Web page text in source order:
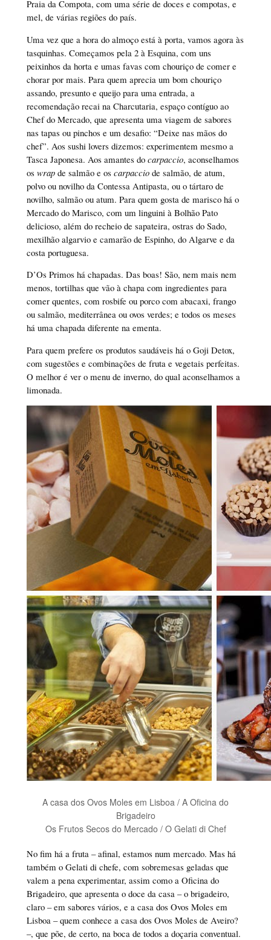
Praia da Compota, com uma série de doces e compotas, e
mel, de várias regiões do país.
Uma vez que a hora do almoço está à porta, vamos agora às
tasquinhas. Começamos pela 2 à Esquina, com uns
peixinhos da horta e umas favas com chouriço de comer e
chorar por mais. Para quem aprecia um bom chouriço
assando, presunto e queijo para uma entrada, a
recomendação recai na Charcutaria, espaço contíguo ao
Chef do Mercado, que apresenta uma viagem de sabores
nas tapas ou pinchos e um desafio: “Deixe nas mãos do
chef”. Aos sushi lovers dizemos: experimentem mesmo a
Tasca Japonesa. Aos amantes do carpaccio, aconselhamos
os wrapde salmão e os carpacciode salmão, de atum,
polvo ou novilho da Contessa Antipasta, ou o tártaro de
novilho, salmão ou atum. Para quem gosta de marisco há o
Mercado do Marisco, com um linguini à Bolhão Pato
delicioso, além do recheio de sapateira, ostras do Sado,
mexilhão algarvio e camarão de Espinho, do Algarve e da
costa portuguesa.
D’Os Primos há chapadas. Das boas! São, nem mais nem
menos, tortilhas que vão à chapa com ingredientes para
comer quentes, com rosbife ou porco com abacaxi, frango
ou salmão, mediterrânea ou ovos verdes; e todos os meses
há uma chapada diferente na ementa.
Para quem prefere os produtos saudáveis há o Goji Detox,
com sugestões e combinações de fruta e vegetais perfeitas.
O melhor é ver o menu de inverno, do qual aconselhamos a
limonada.
A casa dos Ovos Moles em Lisboa / A Oficina do
Brigadeiro
Os Frutos Secos do Mercado / O Gelati di Chef
No fim há a fruta – afinal, estamos num mercado. Mas há
também o Gelati di chefe, com sobremesas geladas que
valem a pena experimentar, assim como a Oficina do
Brigadeiro, que apresenta o doce da casa – o brigadeiro,
claro – em sabores vários, e a casa dos Ovos Moles em
Lisboa – quem conhece a casa dos Ovos Moles de Aveiro?
–, que põe, de certo, na boca de todos a doçaria conventual.